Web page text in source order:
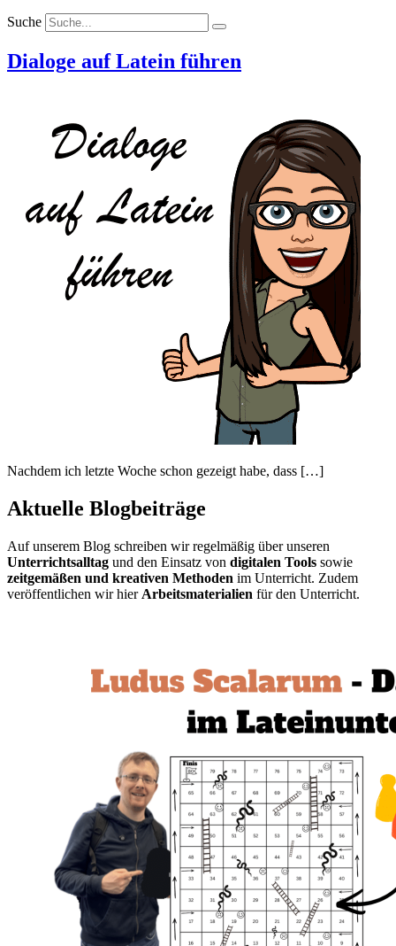
Suche
Dialoge auf Latein führen
Nachdem ich letzte Woche schon gezeigt habe, dass […]
Aktuelle Blogbeiträge
Auf unserem Blog schreiben wir regelmäßig über unseren
Unterrichtsalltag und den Einsatz von digitalen Tools sowie
zeitgemäßen und kreativen Methoden im Unterricht. Zudem
veröffentlichen wir hier Arbeitsmaterialien für den Unterricht.